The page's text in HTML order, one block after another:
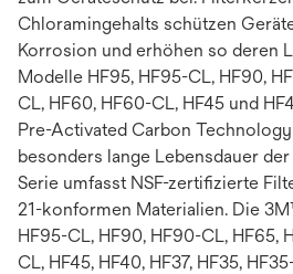
Chloramingehalts schützen
Korrosion und erhöhen so deren
Modelle HF95, HF95-CL, HF90,
CL, HF60, HF60-CL, HF45 und
Pre-Activated Carbon
besonders lange Lebensdauer
Serie umfasst NSF-zertifizierte
21-konformen Materialien. Die
HF95-CL, HF90, HF90-CL, HF65,
CL, HF45, HF40, HF37, HF35,